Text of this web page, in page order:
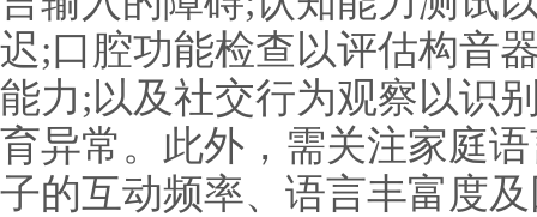
迟;口腔功能检查以评估构音
能力;以及社交行为观察以识
育异常。此外，需关注家庭
子的互动频率、语言丰富度